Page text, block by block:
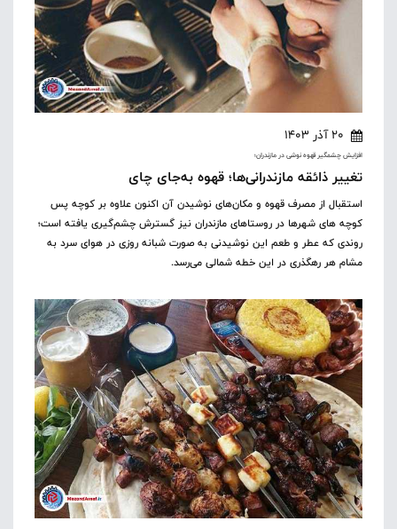
20 آذر 1403
افزایش چشمگیر قهوه نوشی در مازندران؛
تغییر ذائقه مازندرانی‌ها؛ قهوه به‌جای چای
استقبال از مصرف قهوه و مکان‌های نوشیدن آن اکنون علاوه بر کوچه پس
کوچه های شهرها در روستاهای مازندران نیز گسترش چشم‌گیری یافته است؛
روندی که عطر و طعم این نوشیدنی به صورت شبانه روزی در هوای سرد به
مشام هر رهگذری در این خطه شمالی می‌رسد.